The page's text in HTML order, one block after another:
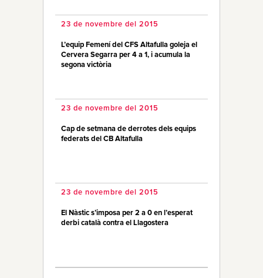
23 de novembre del 2015
L’equip Femení del CFS Altafulla goleja el
Cervera Segarra per 4 a 1, i acumula la
segona victòria
23 de novembre del 2015
Cap de setmana de derrotes dels equips
federats del CB Altafulla
23 de novembre del 2015
El Nàstic s’imposa per 2 a 0 en l’esperat
derbi català contra el Llagostera